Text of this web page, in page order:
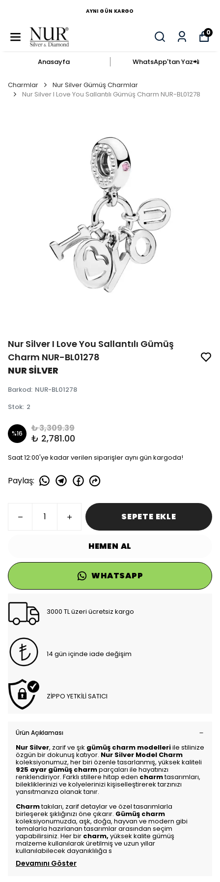
AYNI GÜN KARGO
0
Anasayfa WhatsApp'tan Yaz​📲​
Charmlar
Nur Silver Gümüş Charmlar
Nur Silver I Love You Sallantılı Gümüş Charm NUR-BL01278
Nur Silver I Love You Sallantılı Gümüş
Charm NUR-BL01278
NUR SİLVER
Barkod: NUR-BL01278
Stok: 2
%16 ₺ 3,309.39
₺ 2,781.00
Saat 12:00'ye kadar verilen siparişler aynı gün kargoda!
Paylaş:
SEPETE EKLE
HEMEN AL
WHATSAPP
3000 TL üzeri ücretsiz kargo
14 gün içinde iade değişim
ZİPPO YETKİLİ SATICI
Ürün Açıklaması
Nur Silver, zarif ve şık gümüş charm modelleriile stilinize
özgün bir dokunuş katıyor. Nur Silver Model Charm
koleksiyonumuz, her biri özenle tasarlanmış, yüksek kaliteli
925 ayar gümüş charmparçaları ile hayatınızı
renklendiriyor. Farklı stillere hitap eden charmtasarımları,
bilekliklerinizi ve kolyelerinizi kişiselleştirerek tarzınızı
yansıtmanıza olanak tanır.
Charmtakıları, zarif detaylar ve özel tasarımlarla
birleşerek şıklığınızı öne çıkarır. Gümüş charm
koleksiyonumuzda, aşk, doğa, hayvan ve modern gibi
temalarla hazırlanan tasarımlar arasından seçim
yapabilirsiniz. Her bir charm, yüksek kalite gümüş
malzeme kullanılarak üretilmiş ve uzun yıllar
kullanılabilecek dayanıklılığa s
Devamını Göster